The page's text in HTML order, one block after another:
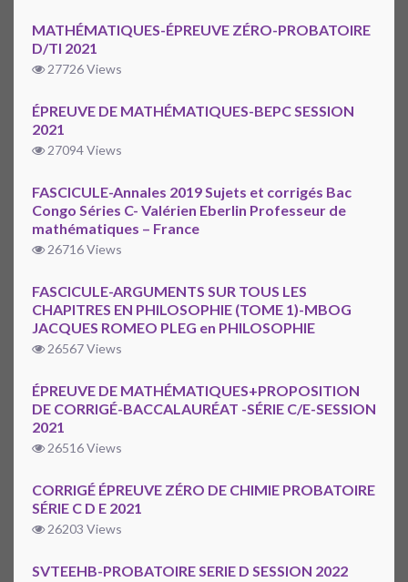
MATHÉMATIQUES-ÉPREUVE ZÉRO-PROBATOIRE
D/TI 2021
27726 Views
ÉPREUVE DE MATHÉMATIQUES-BEPC SESSION
2021
27094 Views
FASCICULE-Annales 2019 Sujets et corrigés Bac
Congo Séries C- Valérien Eberlin Professeur de
mathématiques – France
26716 Views
FASCICULE-ARGUMENTS SUR TOUS LES
CHAPITRES EN PHILOSOPHIE (TOME 1)-MBOG
JACQUES ROMEO PLEG en PHILOSOPHIE
26567 Views
ÉPREUVE DE MATHÉMATIQUES+PROPOSITION
DE CORRIGÉ-BACCALAURÉAT -SÉRIE C/E-SESSION
2021
26516 Views
CORRIGÉ ÉPREUVE ZÉRO DE CHIMIE PROBATOIRE
SÉRIE C D E 2021
26203 Views
SVTEEHB-PROBATOIRE SERIE D SESSION 2022